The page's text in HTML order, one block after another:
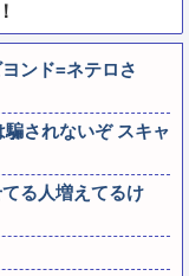
ンド=ネテロさ
騙されないぞ スキャ
る人増えてるけ